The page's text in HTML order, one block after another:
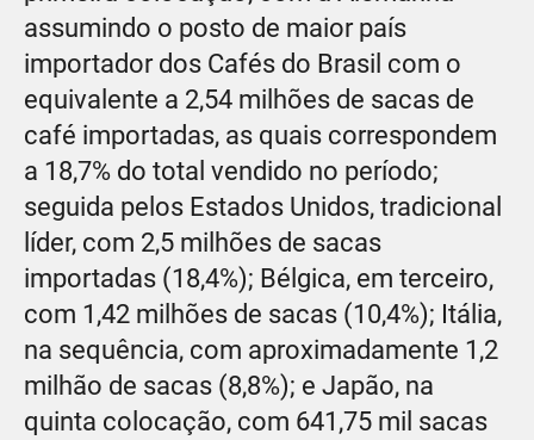
assumindo o posto de maior país
importador dos Cafés do Brasil com o
equivalente a 2,54 milhões de sacas de
café importadas, as quais correspondem
a 18,7% do total vendido no período;
seguida pelos Estados Unidos, tradicional
líder, com 2,5 milhões de sacas
importadas (18,4%); Bélgica, em terceiro,
com 1,42 milhões de sacas (10,4%); Itália,
na sequência, com aproximadamente 1,2
milhão de sacas (8,8%); e Japão, na
quinta colocação, com 641,75 mil sacas